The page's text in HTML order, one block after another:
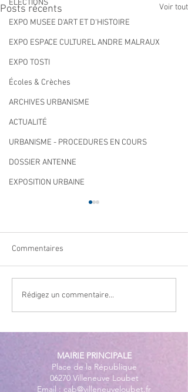
ELECTIONS
EXPO MUSEE D'ART ET D'HISTOIRE
EXPO ESPACE CULTUREL ANDRE MALRAUX
EXPO TOSTI
Écoles & Crèches
ARCHIVES URBANISME
ACTUALITÉ
URBANISME - PROCEDURES EN COURS
DOSSIER ANTENNE
EXPOSITION URBAINE
Posts récents Voir tout
Qualité des eaux de
baignade : des résultats
des plages
Commentaires
Rédigez un commentaire...
MAIRIE PRINCIPALE
Place de la République
06270 Villeneuve Loubet
Email : cab@villeneuveloubet.fr